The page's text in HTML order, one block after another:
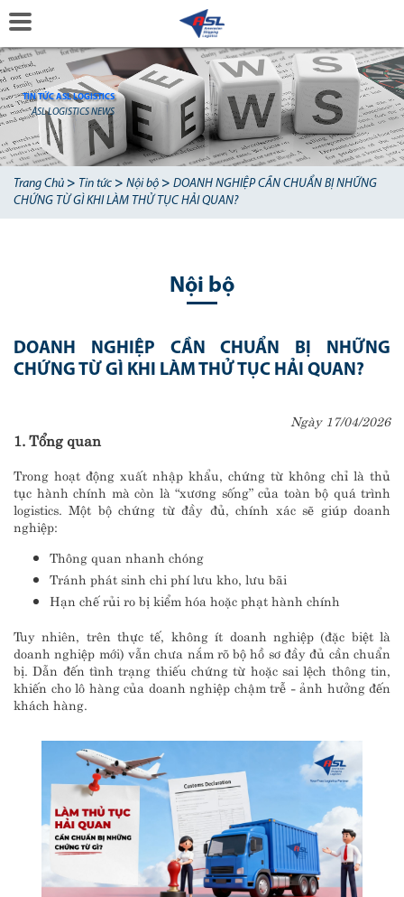
TIN TỨC ASL LOGISTICS
ASL LOGISTICS NEWS
Trang Chủ > Tin tức > Nội bộ > DOANH NGHIỆP CẦN CHUẨN BỊ NHỮNG
CHỨNG TỪ GÌ KHI LÀM THỬ TỤC HẢI QUAN?
Nội bộ
DOANH NGHIỆP CẦN CHUẨN BỊ NHỮNG
CHỨNG TỪ GÌ KHI LÀM THỬ TỤC HẢI QUAN?
Ngày 17/04/2026
1. Tổng quan
Trong hoạt động xuất nhập khẩu, chứng từ không chỉ là thủ
tục hành chính mà còn là “xương sống” của toàn bộ quá trình
logistics. Một bộ chứng từ đầy đủ, chính xác sẽ giúp doanh
nghiệp:
Thông quan nhanh chóng
Tránh phát sinh chi phí lưu kho, lưu bãi
Hạn chế rủi ro bị kiểm hóa hoặc phạt hành chính
Tuy nhiên, trên thực tế, không ít doanh nghiệp (đặc biệt là
doanh nghiệp mới) vẫn chưa nắm rõ bộ hồ sơ đầy đủ cần chuẩn
bị. Dẫn đến tình trạng thiếu chứng từ hoặc sai lệch thông tin,
khiến cho lô hàng của doanh nghiệp chậm trễ - ảnh hưởng đến
khách hàng.